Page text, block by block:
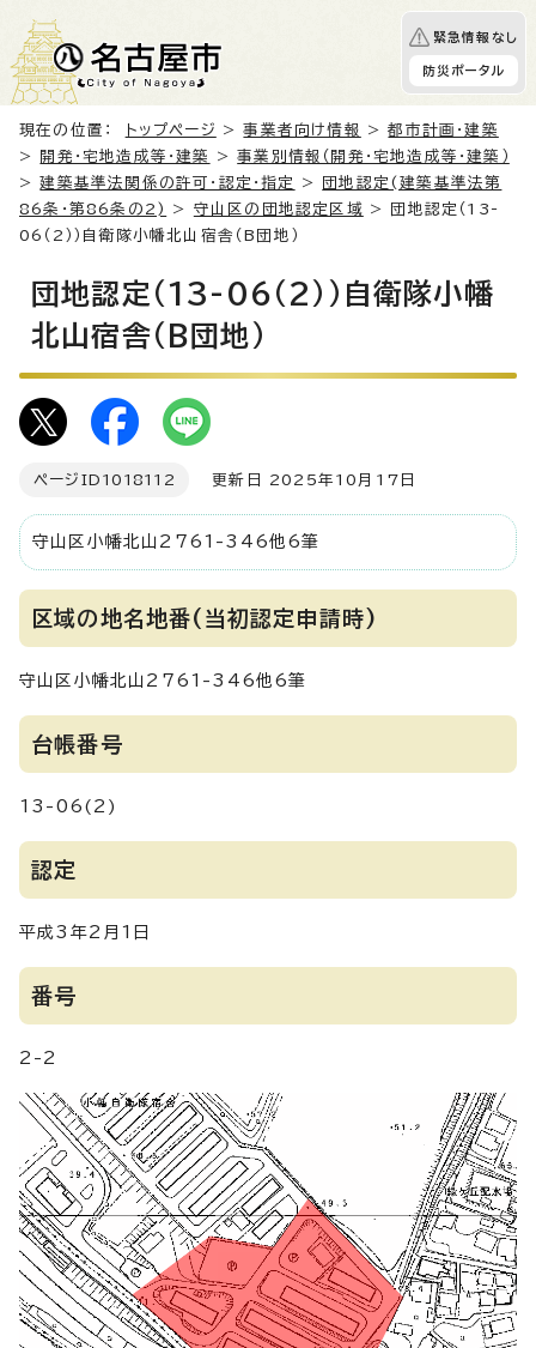
緊急情報なし
防災ポータル
現在の位置： トップページ >事業者向け情報 >都市計画・建築
>
開発・宅地造成等・建築 >事業別情報（開発・宅地造成等・建築）
>建築基準法関係の許可・認定・指定 >
団地認定(建築基準法第
86条・第86条の2)
> 守山区の団地認定区域 > 団地認定（13-
06（2））自衛隊小幡北山宿舎（B団地）
団地認定（13-06（2））自衛隊小幡
北山宿舎（B団地）
ページID 1018112 更新日 2025年10月17日
守山区小幡北山2761-346他6筆
区域の地名地番(当初認定申請時)
守山区小幡北山2761-346他6筆
台帳番号
13-06(2)
認定
平成3年2月1日
番号
2-2